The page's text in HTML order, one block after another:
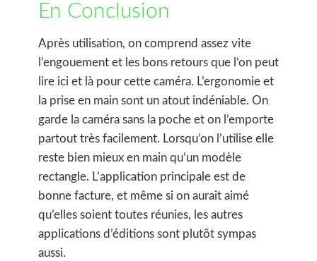
En Conclusion
Après utilisation, on comprend assez vite
l’engouement et les bons retours que l’on peut
lire ici et là pour cette caméra. L’ergonomie et
la prise en main sont un atout indéniable. On
garde la caméra sans la poche et on l’emporte
partout très facilement. Lorsqu’on l’utilise elle
reste bien mieux en main qu’un modèle
rectangle. L’application principale est de
bonne facture, et même si on aurait aimé
qu’elles soient toutes réunies, les autres
applications d’éditions sont plutôt sympas
aussi.